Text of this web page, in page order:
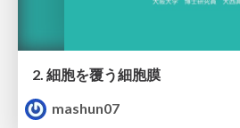
2. 細胞を覆う細胞膜
mashun07